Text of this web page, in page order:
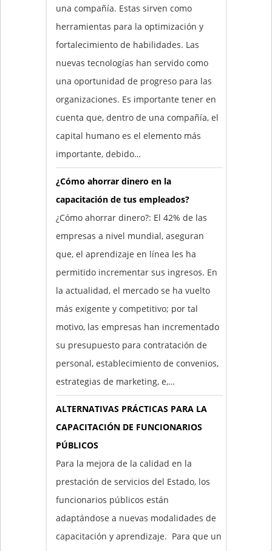
una compañía. Estas sirven como
herramientas para la optimización y
fortalecimiento de habilidades. Las
nuevas tecnologías han servido como
una oportunidad de progreso para las
organizaciones. Es importante tener en
cuenta que, dentro de una compañía, el
capital humano es el elemento más
importante, debido…
¿Cómo ahorrar dinero en la
capacitación de tus empleados?
¿Cómo ahorrar dinero?: El 42% de las
empresas a nivel mundial, aseguran
que, el aprendizaje en línea les ha
permitido incrementar sus ingresos. En
la actualidad, el mercado se ha vuelto
más exigente y competitivo; por tal
motivo, las empresas han incrementado
su presupuesto para contratación de
personal, establecimiento de convenios,
estrategias de marketing, e,…
ALTERNATIVAS PRÁCTICAS PARA LA
CAPACITACIÓN DE FUNCIONARIOS
PÚBLICOS
Para la mejora de la calidad en la
prestación de servicios del Estado, los
funcionarios públicos están
adaptándose a nuevas modalidades de
capacitación y aprendizaje. Para que un